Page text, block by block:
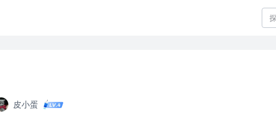
皮小蛋